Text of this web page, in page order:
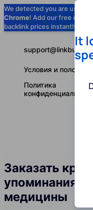
We detected you are using
Chrome! Add our free
backlink prices instantly as
Условия и положения
Политика
конфиденциальности
Заказать
упоминания
медицины
It